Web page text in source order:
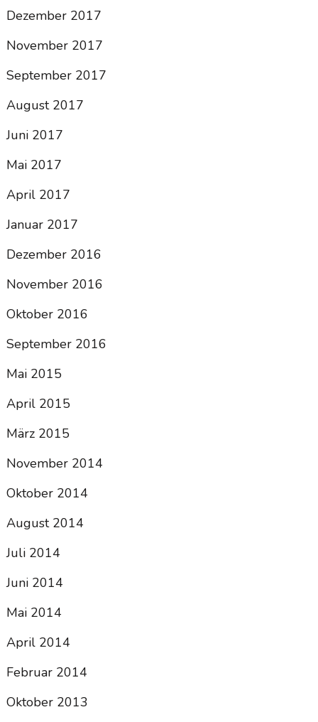
Dezember 2017
November 2017
September 2017
August 2017
Juni 2017
Mai 2017
April 2017
Januar 2017
Dezember 2016
November 2016
Oktober 2016
September 2016
Mai 2015
April 2015
März 2015
November 2014
Oktober 2014
August 2014
Juli 2014
Juni 2014
Mai 2014
April 2014
Februar 2014
Oktober 2013